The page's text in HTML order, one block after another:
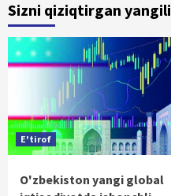
Sizni qiziqtirgan
E'tirof
O'zbekiston yangi global